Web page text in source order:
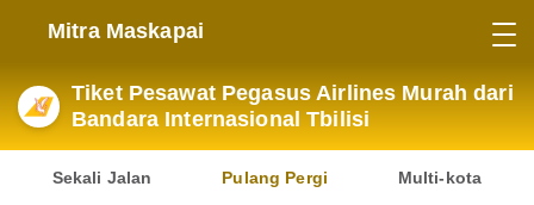
Mitra Maskapai
Tiket Pesawat Pegasus Airlines Murah dari
Bandara Internasional Tbilisi
Sekali Jalan Pulang Pergi Multi-kota